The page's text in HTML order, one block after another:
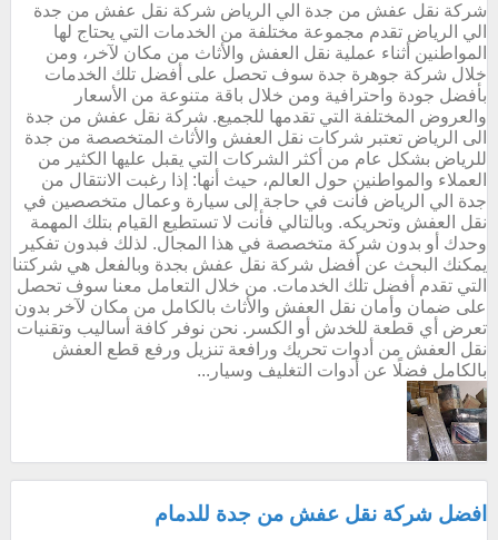
شركة نقل عفش من جدة الي الرياض شركة نقل عفش من جدة
الي الرياض تقدم مجموعة مختلفة من الخدمات التي يحتاج لها
المواطنين أثناء عملية نقل العفش والأثاث من مكان لآخر، ومن
خلال شركة جوهرة جدة سوف تحصل على أفضل تلك الخدمات
بأفضل جودة واحترافية ومن خلال باقة متنوعة من الأسعار
والعروض المختلفة التي تقدمها للجميع. شركة نقل عفش من جدة
الى الرياض تعتبر شركات نقل العفش والأثاث المتخصصة من جدة
للرياض بشكل عام من أكثر الشركات التي يقبل عليها الكثير من
العملاء والمواطنين حول العالم، حيث أنها: إذا رغبت الانتقال من
جدة الي الرياض فأنت في حاجة إلى سيارة وعمال متخصصين في
نقل العفش وتحريكه. وبالتالي فأنت لا تستطيع القيام بتلك المهمة
وحدك أو بدون شركة متخصصة في هذا المجال. لذلك فبدون تفكير
يمكنك البحث عن أفضل شركة نقل عفش بجدة وبالفعل هي شركتنا
التي تقدم أفضل تلك الخدمات. من خلال التعامل معنا سوف تحصل
على ضمان وأمان نقل العفش والأثاث بالكامل من مكان لآخر بدون
تعرض أي قطعة للخدش أو الكسر. نحن نوفر كافة أساليب وتقنيات
نقل العفش من أدوات تحريك ورافعة تنزيل ورفع قطع العفش
بالكامل فضلًا عن أدوات التغليف وسيار...
افضل شركة نقل عفش من جدة للدمام